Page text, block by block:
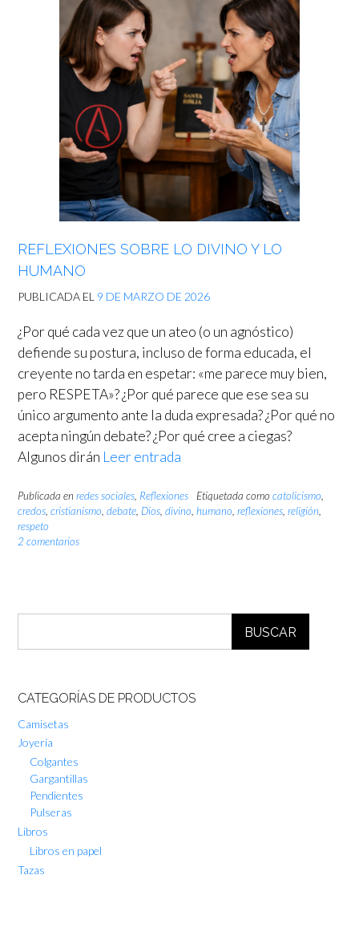
REFLEXIONES SOBRE LO DIVINO Y LO
HUMANO
PUBLICADA EL 9 DE MARZO DE 2026
¿Por qué cada vez que un ateo (o un agnóstico)
defiende su postura, incluso de forma educada, el
creyente no tarda en espetar: «me parece muy bien,
pero RESPETA»? ¿Por qué parece que ese sea su
único argumento ante la duda expresada? ¿Por qué no
acepta ningún debate? ¿Por qué cree a ciegas?
Algunos dirán Leer entrada
Publicada en redes sociales, Reflexiones Etiquetada como catolicismo,
credos, cristianismo, debate, Dios, divino, humano, reflexiones, religión,
respeto
2 comentarios
BUSCAR
CATEGORÍAS DE PRODUCTOS
Camisetas
Joyería
Colgantes
Gargantillas
Pendientes
Pulseras
Libros
Libros en papel
Tazas